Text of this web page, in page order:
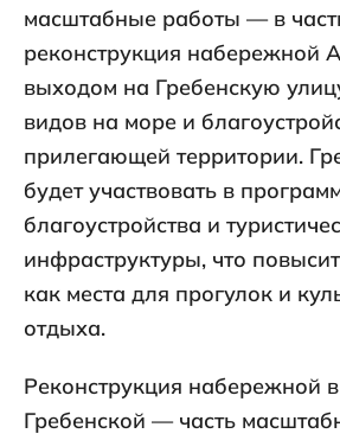
масштабные работы — в
реконструкция набережной
выходом на Гребенскую
видов на море и
прилегающей территории.
будет участвовать в
благоустройства и
инфраструктуры, что
как места для прогулок и
отдыха.
Реконструкция набережной
Гребенской — часть